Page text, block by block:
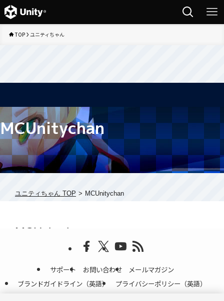
TOP ユニティちゃん
サポート お問い合わせ
メールマガジン
ブランドガイドライン（英語）
プライバシーポリシー（英語）